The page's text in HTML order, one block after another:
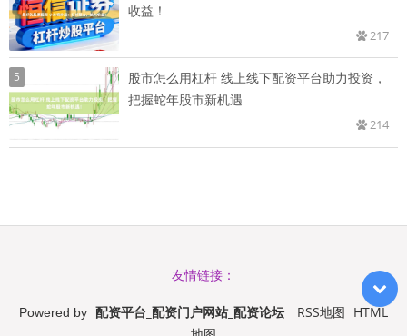
收益！
217
5
股市怎么用杠杆 线上线下配资平台助力投资，
把握蛇年股市新机遇
214
友情链接：
Powered by 配资平台_配资门户网站_配资论坛 RSS地图 HTML